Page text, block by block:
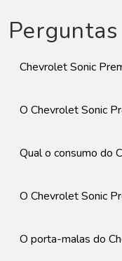
Chevrolet Sonic
O Chevrolet Sonic
Qual o consumo do
O Chevrolet Sonic
O porta-malas do